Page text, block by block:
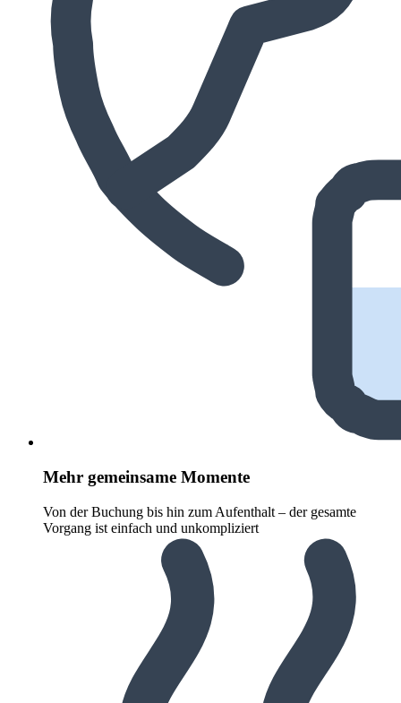
Mehr gemeinsame Momente
Von der Buchung bis hin zum Aufenthalt – der gesamte
Vorgang ist einfach und unkompliziert